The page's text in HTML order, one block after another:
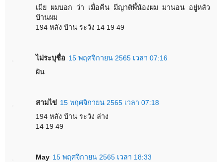
เมีย ผมบอก ว่า เมื่อคืน มีญาติพึ้น้องผม มานอน อยู่หลัว
บ้านผม
194 หลัง บ้าน ระวัง 14 19 49
ไม่ระบุชื่อ 15 พฤศจิกายน 2565 เวลา 07:16
ฝัน
สามไข่ 15 พฤศจิกายน 2565 เวลา 07:18
194 หลัง บ้าน ระวัง ล่าง
14 19 49
May 15 พฤศจิกายน 2565 เวลา 18:33